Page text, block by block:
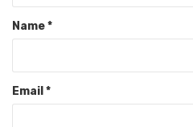
Name*
Email *